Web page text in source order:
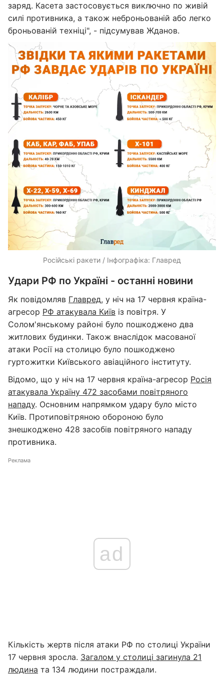
заряд. Касета застосовується виключно по живій
силі противника, а також неброньованій або легко
броньованій техніці", - підсумував Жданов.
Російські ракети / Інфографіка: Главред
Удари РФ по Україні - останні новини
Як повідомляв Главред, у ніч на 17 червня країна-
агресор РФ атакувала Київ із повітря. У
Солом'янському районі було пошкоджено два
житлових будинки. Також внаслідок масованої
атаки Росії на столицю було пошкоджено
гуртожитки Київського авіаційного інституту.
Відомо, що у ніч на 17 червня країна-агресор Росія
атакувала Україну 472 засобами повітряного
нападу. Основним напрямком удару було місто
Київ. Протиповітряною обороною було
знешкоджено 428 засобів повітряного нападу
противника.
Реклама
ad
Кількість жертв після атаки РФ по столиці України
17 червня зросла. Загалом у столиці загинула 21
людина та 134 людини постраждали.